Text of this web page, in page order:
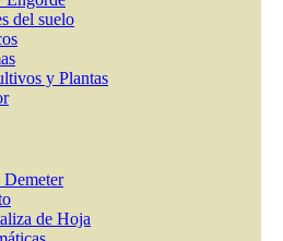
del suelo
y Plantas
de Hoja